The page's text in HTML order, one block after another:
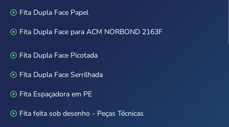
Fita Dupla Face Papel
Fita Dupla Face para ACM NORBOND 2163F
Fita Dupla Face Picotada
Fita Dupla Face Serrilhada
Fita Espaçadora em PE
Fita feita sob desenho - Peças Técnicas